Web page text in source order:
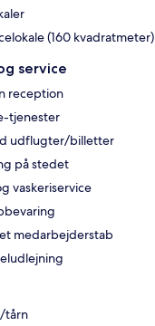
(160 kvadratmeter)
service
reception
tjenester
udflugter/billetter
på stedet
vaskeriservice
medarbejderstab
tårn